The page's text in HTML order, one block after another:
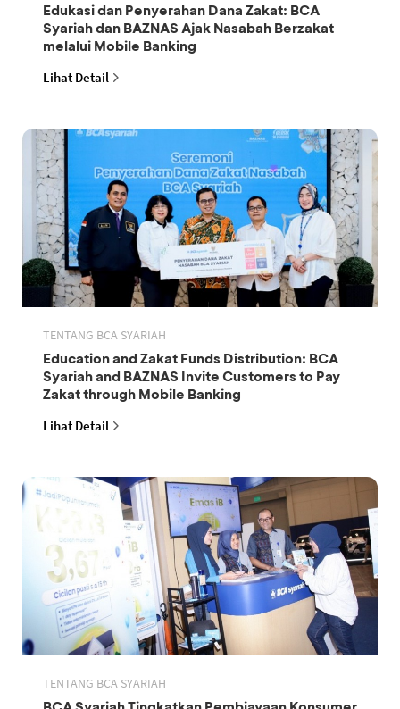
Edukasi dan Penyerahan Dana Zakat: BCA
Syariah dan BAZNAS Ajak Nasabah Berzakat
melalui Mobile Banking
Lihat Detail
TENTANG BCA SYARIAH
Education and Zakat Funds Distribution: BCA
Syariah and BAZNAS Invite Customers to Pay
Zakat through Mobile Banking
Lihat Detail
TENTANG BCA SYARIAH